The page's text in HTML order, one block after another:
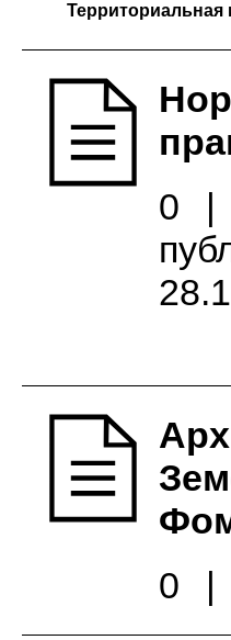
Территориальная
0
|
0
|